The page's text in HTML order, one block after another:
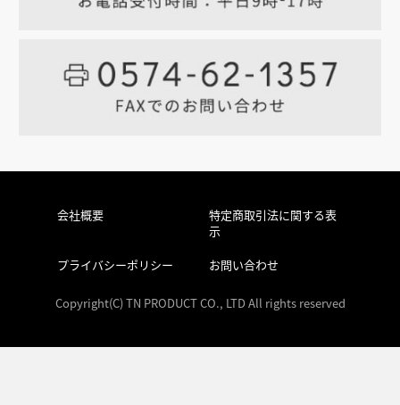
会社概要
特定商取引法に関する表
示
プライバシーポリシー
お問い合わせ
Copyright(C) TN PRODUCT CO., LTD All rights reserved